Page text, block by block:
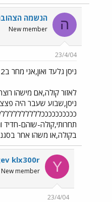
ה הנשמה
New member
23/4/04
ניסן גלעד ואון,אני מחר ב12 יוצא
לאזור קולה,אם מישהו
ניסן,שבוע שעבר היה
תחרותי,קולה-שוהם-חדיד
בקולה,או משהו אחר
Y
klx300r
New member
23/4/04